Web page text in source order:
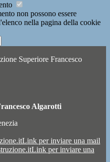
non possono essere
nella pagina della cookie
Superiore Francesco
Algarotti
Link per inviare una mail
Link per inviare una